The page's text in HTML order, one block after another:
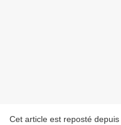
Cet article est reposté depuis